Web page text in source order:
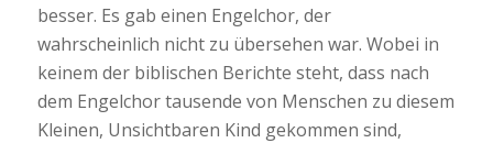
besser. Es gab einen Engelchor, der
wahrscheinlich nicht zu übersehen war. Wobei in
keinem der biblischen Berichte steht, dass nach
dem Engelchor tausende von Menschen zu diesem
Kleinen, Unsichtbaren Kind gekommen sind,